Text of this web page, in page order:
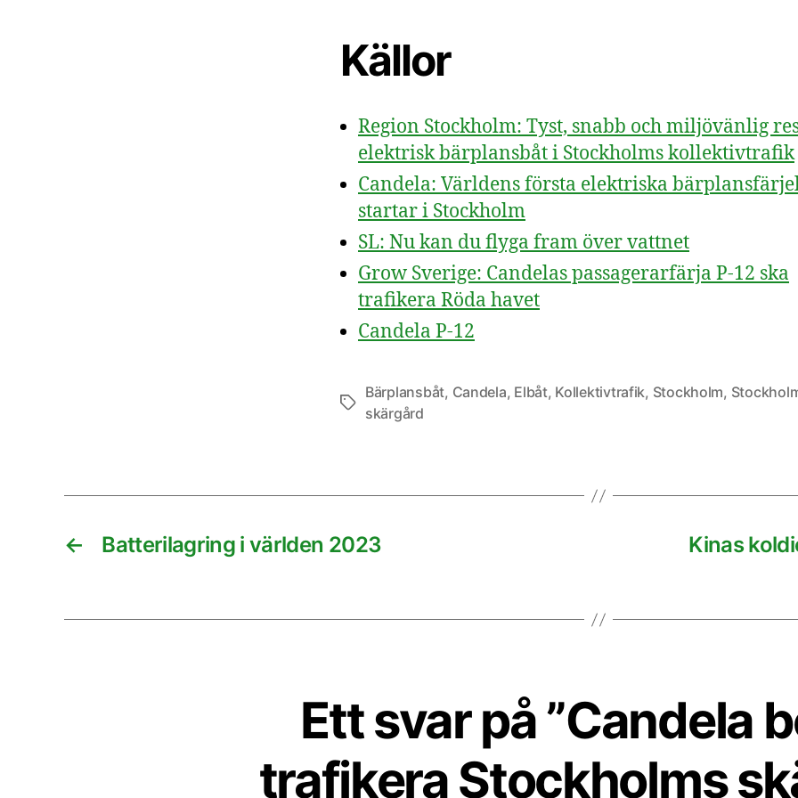
Källor
Region Stockholm: Tyst, snabb och miljövänlig
elektrisk bärplansbåt i Stockholms kollektivtrafik
Candela: Världens första elektriska
startar i Stockholm
SL: Nu kan du flyga fram över vattnet
Grow Sverige: Candelas passagerarfärja P-12 ska
trafikera Röda havet
Candela P-12
Etiketter
Bärplansbåt, Candela, Elbåt, Kollektivtrafik, Stockholm,
skärgård
← Batterilagring i världen 2023
Kinas
Ett svar på ”Candela
trafikera Stockholms